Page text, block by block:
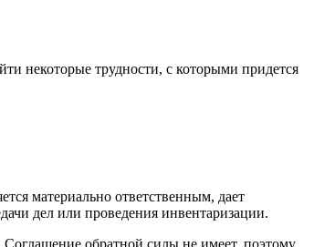
некоторые трудности, с которыми придется
материально ответственным, дает
дел или проведения инвентаризации.
обратной силы не имеет, поэтому